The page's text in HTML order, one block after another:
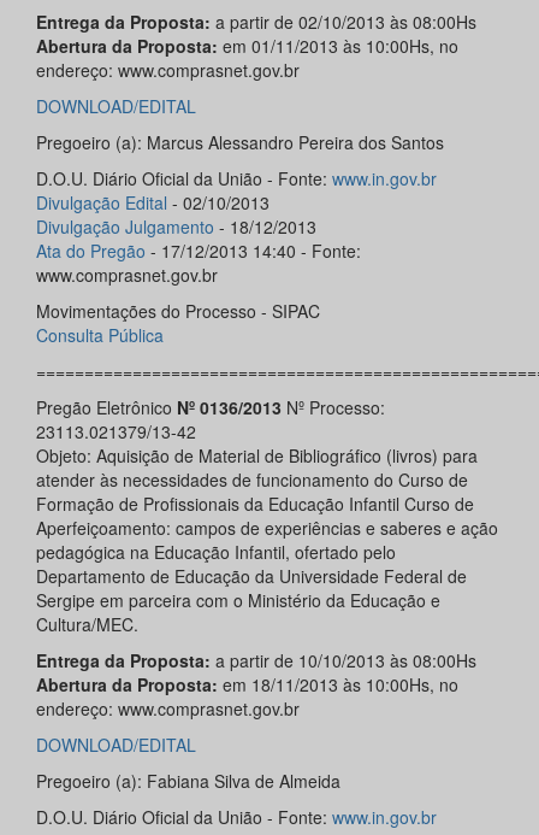
Entrega da Proposta: a partir de 02/10/2013 às 08:00Hs
Abertura da Proposta: em 01/11/2013 às 10:00Hs, no
endereço: www.comprasnet.gov.br
DOWNLOAD/EDITAL
Pregoeiro (a): Marcus Alessandro Pereira dos Santos
D.O.U. Diário Oficial da União - Fonte: www.in.gov.br
Divulgação Edital - 02/10/2013
Divulgação Julgamento - 18/12/2013
Ata do Pregão - 17/12/2013 14:40 - Fonte:
www.comprasnet.gov.br
Movimentações do Processo - SIPAC
Consulta Pública
Pregão Eletrônico Nº 0136/2013 Nº Processo:
23113.021379/13-42
Objeto: Aquisição de Material de Bibliográfico (livros) para
atender às necessidades de funcionamento do Curso de
Formação de Profissionais da Educação Infantil Curso de
Aperfeiçoamento: campos de experiências e saberes e ação
pedagógica na Educação Infantil, ofertado pelo
Departamento de Educação da Universidade Federal de
Sergipe em parceira com o Ministério da Educação e
Cultura/MEC.
Entrega da Proposta: a partir de 10/10/2013 às 08:00Hs
Abertura da Proposta: em 18/11/2013 às 10:00Hs, no
endereço: www.comprasnet.gov.br
DOWNLOAD/EDITAL
Pregoeiro (a): Fabiana Silva de Almeida
D.O.U. Diário Oficial da União - Fonte: www.in.gov.br